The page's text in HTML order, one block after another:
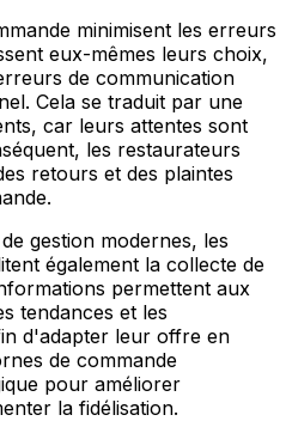
minimisent les erreurs
eux-mêmes leurs choix,
de communication
Cela se traduit par une
car leurs attentes sont
les restaurateurs
retours et des plaintes
gestion modernes, les
également la collecte de
permettent aux
tendances et les
d'adapter leur offre en
de commande
pour améliorer
la fidélisation.